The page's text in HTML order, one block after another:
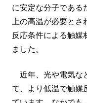
に安定な分子であ
上の高温が必要と
反応条件による触媒
ました。
近年、光や電気な
て、より低温で触媒